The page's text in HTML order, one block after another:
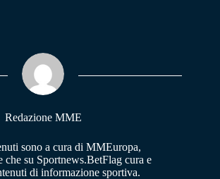
Redazione MME
sono a cura di MMEuropa,
che su Sportnews.BetFlag cura e
di informazione sportiva.